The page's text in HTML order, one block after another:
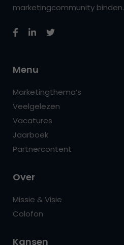
marketingcommunity binden.
Menu
Marketingthema’s
Veelgelezen
Vacatures
Jaarboek
Partnercontent
Over
Missie & Visie
Colofon
Kansen